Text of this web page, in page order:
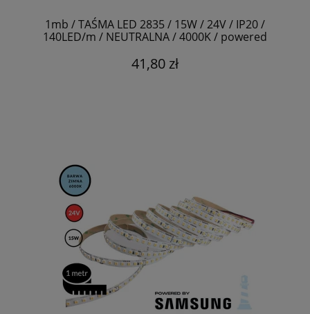
1mb / TAŚMA LED 2835 / 15W / 24V / IP20 /
140LED/m / NEUTRALNA / 4000K / powered
41,80 zł